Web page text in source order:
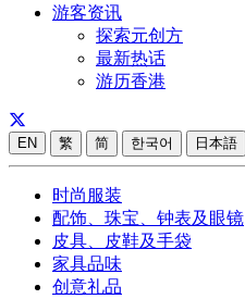
游客资讯
探索元创方
最新热话
游历香港
EN 繁 简 한국어 日本語
时尚服装
配饰、珠宝、钟表及眼镜
皮具、皮鞋及手袋
家具品味
创意礼品